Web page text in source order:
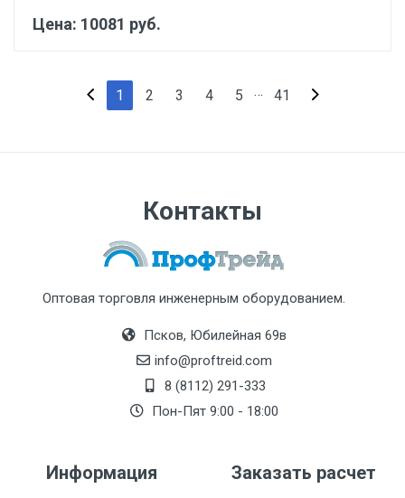
Цена: 10081 руб.
1 2 3 4 5 … 41
Контакты
Оптовая торговля инженерным оборудованием.
Псков, Юбилейная 69в
info@proftreid.com
8 (8112) 291-333
Пон-Пят 9:00 - 18:00
Информация Заказать расчет